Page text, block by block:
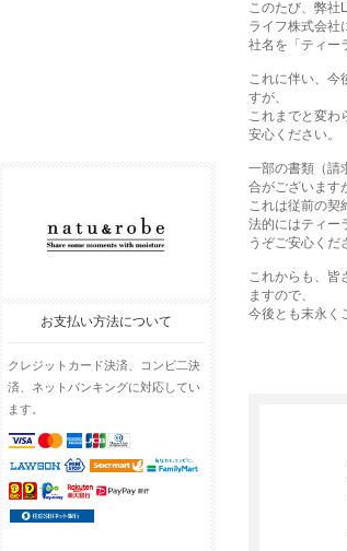
お支払い方法について
クレジットカード決済、コンビ二決
済、ネットバンキングに対応してい
ます。
このたび、弊社
ライフ株式会社
社名を「ティー
これに伴い、今
すが、
これまでと変わ
安心ください。
一部の書類（請
合がございます
これは従前の契
法的にはティー
うぞご安心くだ
これからも、皆
ますので、
今後とも末永く